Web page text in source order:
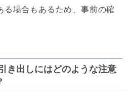
る場合もあるため、事前の確
き出しにはどのような注意